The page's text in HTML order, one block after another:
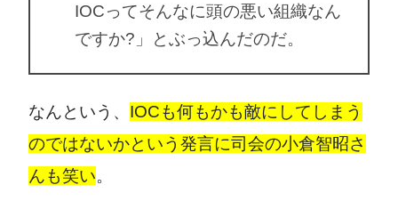
IOCってそんなに頭の悪い組織なん
ですか?」とぶっ込んだのだ。
なんという、 IOCも何もかも敵にしてしまう
のではないかという発言に司会の小倉智昭さ
んも笑い。